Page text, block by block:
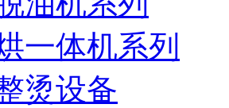
一体机系列
烫设备